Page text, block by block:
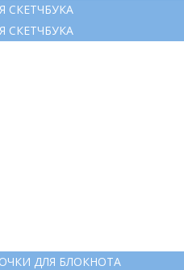
СКЕТЧБУКА
СКЕТЧБУКА
ДЛЯ БЛОКНОТА